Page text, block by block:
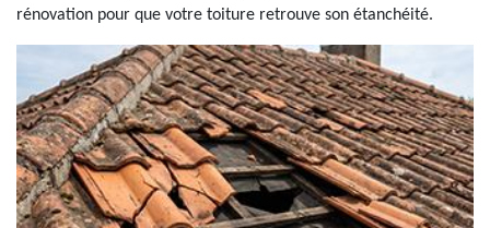
rénovation pour que votre toiture retrouve son étanchéité.